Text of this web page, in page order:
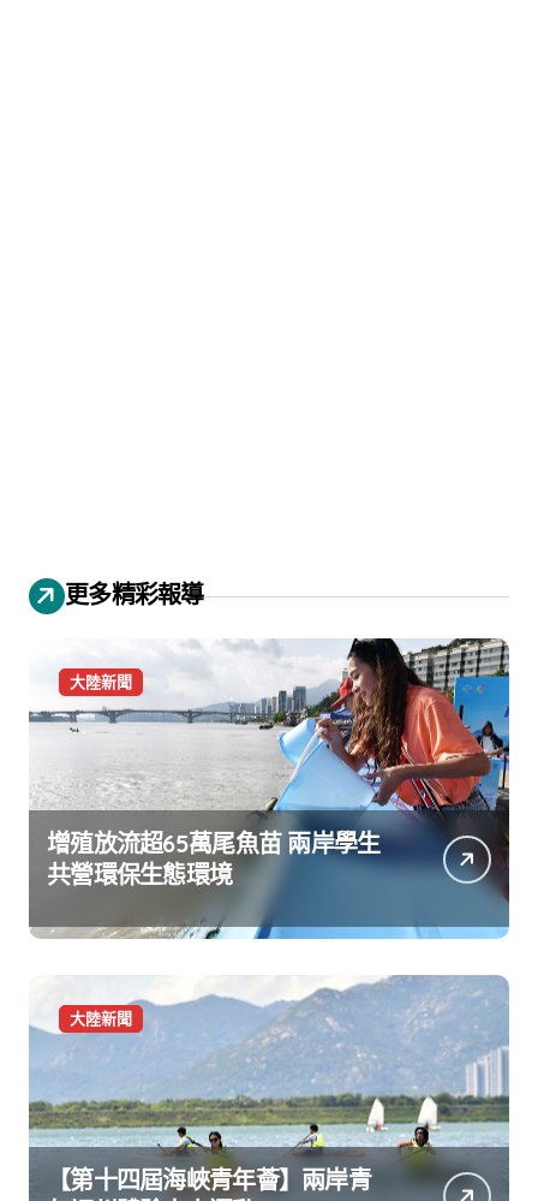
更多精彩報導
大陸新聞
增殖放流超65萬尾魚苗 兩岸學生
共營環保生態環境
大陸新聞
【第十四屆海峽青年薈】兩岸青